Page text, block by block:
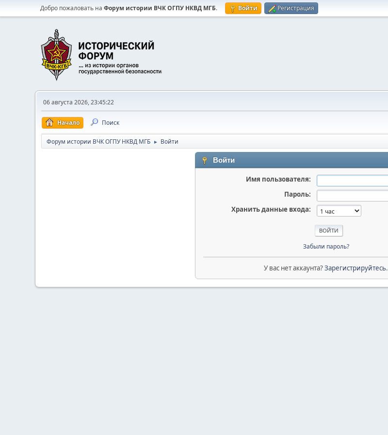
Добро пожаловать на Форум истории ВЧК ОГПУ НКВД МГБ. Войти Регистрация
06 августа 2026, 23:45:22
Начало Поиск
Форум истории ВЧК ОГПУ НКВД МГБ ► Войти
Войти
Имя пользователя:
Пароль:
Хранить данные входа:
Забыли пароль?
У вас нет аккаунта?Зарегистрируйтесь.